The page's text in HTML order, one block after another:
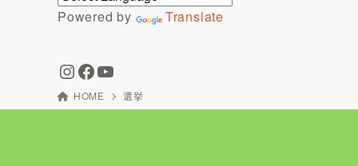
Powered by Translate
HOME 選挙